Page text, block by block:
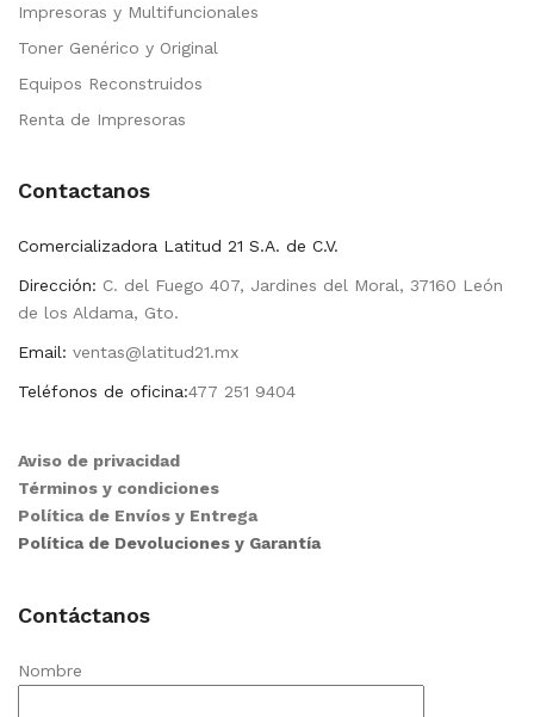
Impresoras y Multifuncionales
Toner Genérico y Original
Equipos Reconstruidos
Renta de Impresoras
Contactanos
Comercializadora Latitud 21 S.A. de C.V.
Dirección: C. del Fuego 407, Jardines del Moral, 37160 León
de los Aldama, Gto.
Email: ventas@latitud21.mx
Teléfonos de oficina:477 251 9404
Aviso de privacidad
Términos y condiciones
Política de Envíos y Entrega
Política de Devoluciones y Garantía
Contáctanos
Nombre